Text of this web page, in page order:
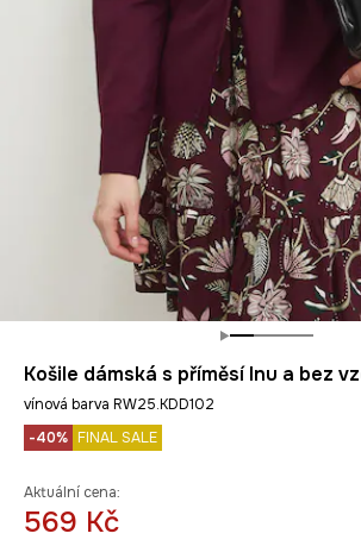
Košile dámská s příměsí lnu a bez
vínová barva RW25.KDD102
-40% FINAL SALE
Aktuální cena:
569 Kč